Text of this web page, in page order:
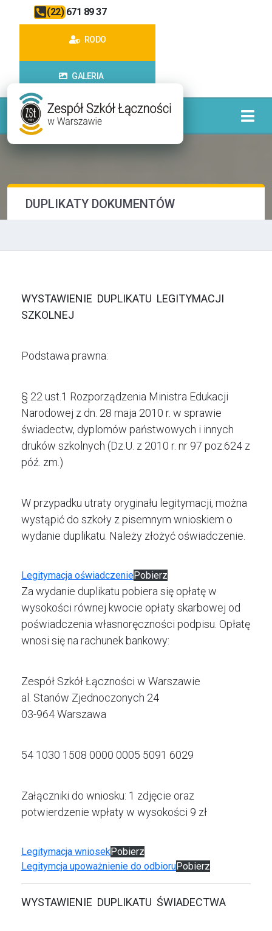
(22) 671 89 37
RODO
GALERIA
DUPLIKATY DOKUMENTÓW
WYSTAWIENIE DUPLIKATU LEGITYMACJI
SZKOLNEJ
Podstawa prawna:
§ 22 ust.1 Rozporządzenia Ministra Edukacji
Narodowej z dn. 28 maja 2010 r. w sprawie
świadectw, dyplomów państwowych i innych
druków szkolnych (Dz.U. z 2010 r. nr 97 poz.624 z
póź. zm.)
W przypadku utraty oryginału legitymacji, można
wystąpić do szkoły z pisemnym wnioskiem o
wydanie duplikatu. Należy złożyć oświadczenie.
Legitymacja oświadczeniePobierz
Za wydanie duplikatu pobiera się opłatę w
wysokości równej kwocie opłaty skarbowej od
poświadczenia własnoręczności podpisu. Opłatę
wnosi się na rachunek bankowy:
Zespół Szkół Łączności w Warszawie
al. Stanów Zjednoczonych 24
03-964 Warszawa
54 1030 1508 0000 0005 5091 6029
Załączniki do wniosku: 1 zdjęcie oraz
potwierdzenie wpłaty w wysokości 9 zł
Legitymacja wniosekPobierz
Legitymcja upoważnienie do odbioruPobierz
WYSTAWIENIE DUPLIKATU ŚWIADECTWA